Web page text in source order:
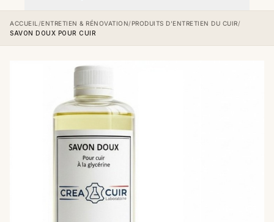
ACCUEIL /ENTRETIEN & RÉNOVATION/ PRODUITS D'ENTRETIEN DU CUIR/
SAVON DOUX POUR CUIR